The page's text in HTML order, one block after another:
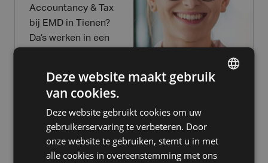
Accountancy & Tax
bij EMD in Tienen?
Da’s werken in een
tempo kan groeien
en jezelf kan
ontwikkelen tot
een krak in je vak.
Deze website maakt gebruik
van cookies.
Deze website gebruikt cookies om uw
gebruikerservaring te verbeteren. Door
onze website te gebruiken, stemt u in met
alle cookies in overeenstemming met ons